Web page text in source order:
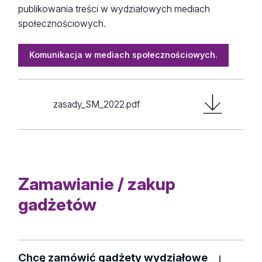
Dane kontaktowe:
Biblioteka Uniwersytetu Łódzkiego
sklep@uni.lodz.pl
tel. (042) 635 60 50
publikowania treści w wydziałowych mediach
społecznościowych.
Komunikacja w mediach społecznościowych.
zasady_SM_2022.pdf
Zamawianie / zakup
gadżetów
Chcę zamówić gadżety wydziałowe